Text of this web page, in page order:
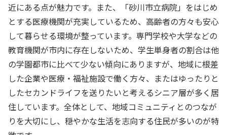
近にある点が魅力です。また、「砂川市立病院」をはじめ
とする医療機関が充実しているため、高齢者の方々も安心
して暮らせる環境が整っています。専門学校や大学などの
教育機関が市内に存在しないため、学生単身者の割合は他
の学園都市に比べて少ない傾向にありますが、地域に根差
した企業や医療・福祉施設で働く方々、またはゆったりと
したセカンドライフを送りたいと考えるシニア層が多く居
住しています。全体として、地域コミュニティとのつなが
りを大切にし、穏やかな生活を志向する住民が多いのが特